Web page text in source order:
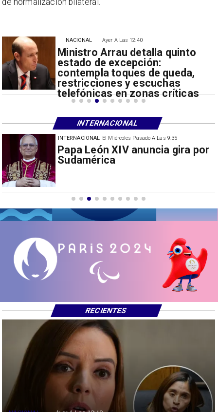
El Miércoles Pasado A Las 9:35
China restringe exportación de
drones a EEUU y sanciona
INTERNACIONAL
Ayer A Las 12:40
Ministro Arrau detalla quinto
estado de excepción:
contempla toques de queda,
restricciones y escuchas
telefónicas en zonas críticas
NACIONAL
de normalización bilateral.
INTERNACIONAL
RECIENTES